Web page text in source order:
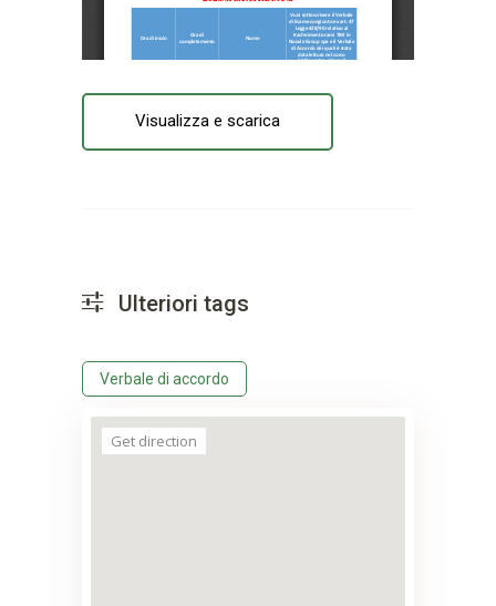
Visualizza e scarica
Ulteriori tags
Verbale di accordo
Get direction